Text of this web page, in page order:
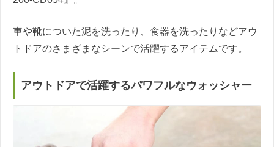
車や靴についた泥を洗ったり、食器を洗ったりなどアウ
トドアのさまざまなシーンで活躍するアイテムです。
アウトドアで活躍するパワフルなウォッシャー